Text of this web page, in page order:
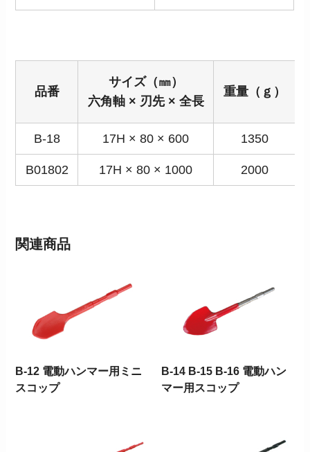
品番
サイズ（㎜）
六角軸 × 刃先 × 全長
重量（ｇ）
B-18 17H × 80 × 600 1350
B01802 17H × 80 × 1000 2000
関連商品
B-12 電動ハンマー用ミニ
スコップ
B-14 B-15 B-16 電動ハン
マー用スコップ